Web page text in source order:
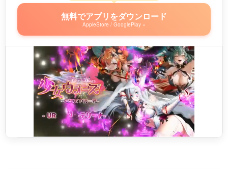
無料でアプリをダウンロード
AppleStore / GooglePlay »